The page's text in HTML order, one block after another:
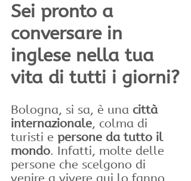
Sei pronto a
conversare in
inglese nella tua
vita di tutti i giorni?
Bologna, si sa, è una città
internazionale, colma di
turisti e persone da tutto il
mondo. Infatti, molte delle
persone che scelgono di